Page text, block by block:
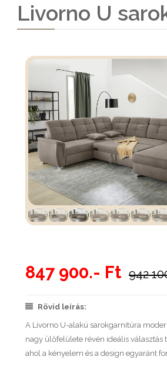
Livorno U
847 900.- Ft 942
Rövid leírás:
A Livorno U-alakú sarokgarnitúra
nagy ülőfelülete révén ideális választás
ahol a kényelem és a design egyaránt